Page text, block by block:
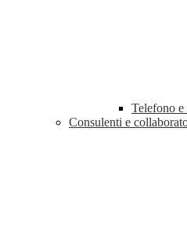
Telefono e
Consulenti e